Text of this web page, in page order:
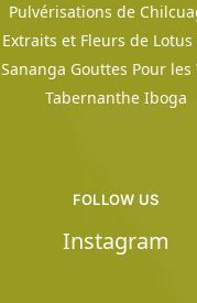
Pulvérisations de
Extraits et Fleurs de Lotus
Sananga Gouttes Pour les
Tabernanthe Iboga
FOLLOW US
Instagram